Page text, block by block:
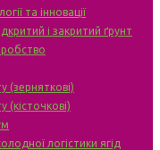
та інновації
і закритий ґрунт
(зерняткові)
(кісточкові)
логістики ягід